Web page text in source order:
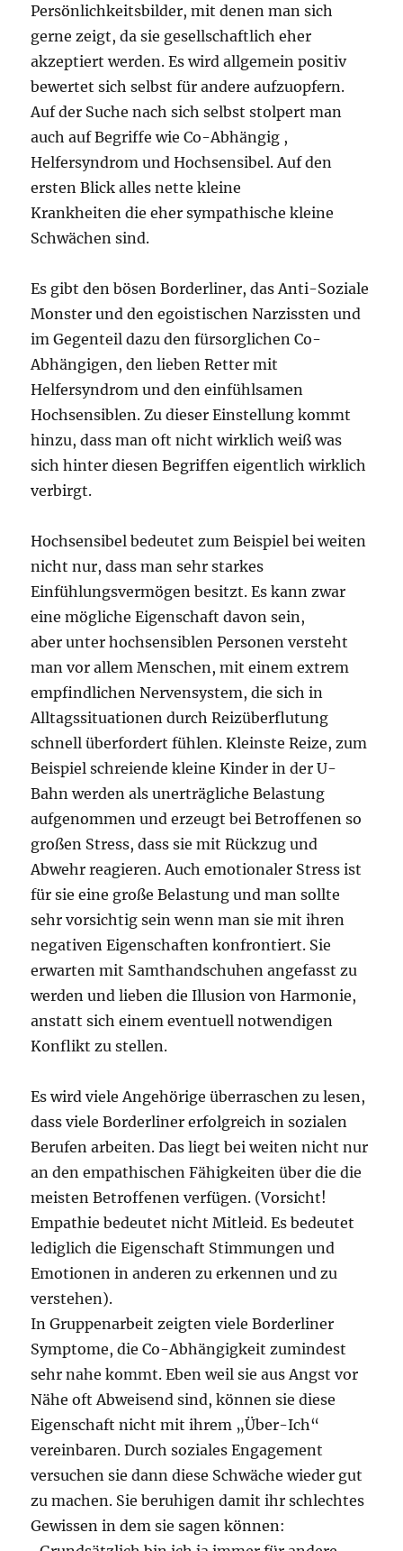
Persönlichkeitsbilder, mit denen man sich
gerne zeigt, da sie gesellschaftlich eher
akzeptiert werden. Es wird allgemein positiv
bewertet sich selbst für andere aufzuopfern.
Auf der Suche nach sich selbst stolpert man
auch auf Begriffe wie Co-Abhängig ,
Helfersyndrom und Hochsensibel. Auf den
ersten Blick alles nette kleine
Krankheiten die eher sympathische kleine
Schwächen sind.
Es gibt den bösen Borderliner, das Anti-Soziale
Monster und den egoistischen Narzissten und
im Gegenteil dazu den fürsorglichen Co-
Abhängigen, den lieben Retter mit
Helfersyndrom und den einfühlsamen
Hochsensiblen. Zu dieser Einstellung kommt
hinzu, dass man oft nicht wirklich weiß was
sich hinter diesen Begriffen eigentlich wirklich
verbirgt.
Hochsensibel bedeutet zum Beispiel bei weiten
nicht nur, dass man sehr starkes
Einfühlungsvermögen besitzt. Es kann zwar
eine mögliche Eigenschaft davon sein,
aber unter hochsensiblen Personen versteht
man vor allem Menschen, mit einem extrem
empfindlichen Nervensystem, die sich in
Alltagssituationen durch Reizüberflutung
schnell überfordert fühlen. Kleinste Reize, zum
Beispiel schreiende kleine Kinder in der U-
Bahn werden als unerträgliche Belastung
aufgenommen und erzeugt bei Betroffenen so
großen Stress, dass sie mit Rückzug und
Abwehr reagieren. Auch emotionaler Stress ist
für sie eine große Belastung und man sollte
sehr vorsichtig sein wenn man sie mit ihren
negativen Eigenschaften konfrontiert. Sie
erwarten mit Samthandschuhen angefasst zu
werden und lieben die Illusion von Harmonie,
anstatt sich einem eventuell notwendigen
Konflikt zu stellen.
Es wird viele Angehörige überraschen zu lesen,
dass viele Borderliner erfolgreich in sozialen
Berufen arbeiten. Das liegt bei weiten nicht nur
an den empathischen Fähigkeiten über die die
meisten Betroffenen verfügen. (Vorsicht!
Empathie bedeutet nicht Mitleid. Es bedeutet
lediglich die Eigenschaft Stimmungen und
Emotionen in anderen zu erkennen und zu
verstehen).
In Gruppenarbeit zeigten viele Borderliner
Symptome, die Co-Abhängigkeit zumindest
sehr nahe kommt. Eben weil sie aus Angst vor
Nähe oft Abweisend sind, können sie diese
Eigenschaft nicht mit ihrem „Über-Ich“
vereinbaren. Durch soziales Engagement
versuchen sie dann diese Schwäche wieder gut
zu machen. Sie beruhigen damit ihr schlechtes
Gewissen in dem sie sagen können: